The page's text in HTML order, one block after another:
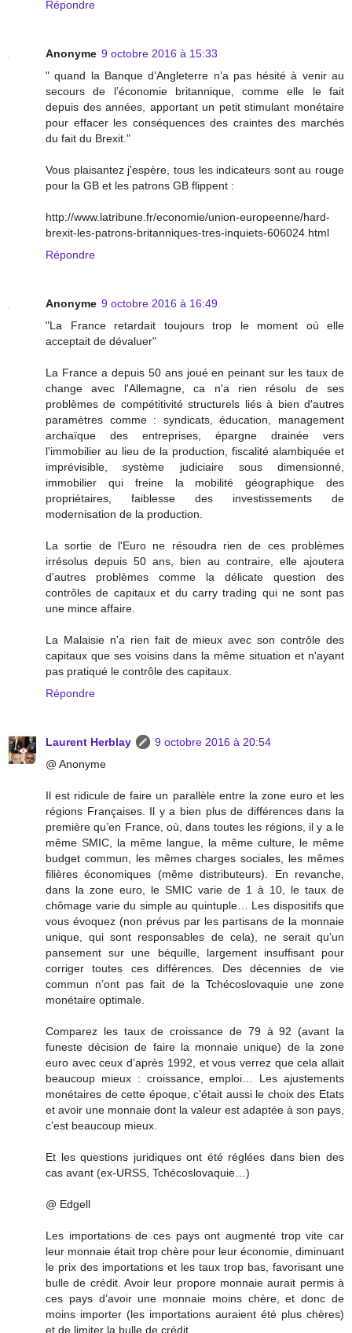
Répondre
Anonyme 9 octobre 2016 à 15:33
" quand la Banque d’Angleterre n’a pas hésité à venir au
secours de l’économie britannique, comme elle le fait
depuis des années, apportant un petit stimulant monétaire
pour effacer les conséquences des craintes des marchés
du fait du Brexit."
Vous plaisantez j'espère, tous les indicateurs sont au rouge
pour la GB et les patrons GB flippent :
http://www.latribune.fr/economie/union-europeenne/hard-
brexit-les-patrons-britanniques-tres-inquiets-606024.html
Répondre
Anonyme 9 octobre 2016 à 16:49
"La France retardait toujours trop le moment où elle
acceptait de dévaluer"
La France a depuis 50 ans joué en peinant sur les taux de
change avec l'Allemagne, ca n'a rien résolu de ses
problèmes de compétitivité structurels liés à bien d'autres
paramètres comme : syndicats, éducation, management
archaïque des entreprises, épargne drainée vers
l'immobilier au lieu de la production, fiscalité alambiquée et
imprévisible, système judiciaire sous dimensionné,
immobilier qui freine la mobilité géographique des
propriétaires, faiblesse des investissements de
modernisation de la production.
La sortie de l'Euro ne résoudra rien de ces problèmes
irrésolus depuis 50 ans, bien au contraire, elle ajoutera
d'autres problèmes comme la délicate question des
contrôles de capitaux et du carry trading qui ne sont pas
une mince affaire.
La Malaisie n'a rien fait de mieux avec son contrôle des
capitaux que ses voisins dans la même situation et n'ayant
pas pratiqué le contrôle des capitaux.
Répondre
Laurent Herblay
9 octobre 2016 à 20:54
@ Anonyme
Il est ridicule de faire un parallèle entre la zone euro et les
régions Françaises. Il y a bien plus de différences dans la
première qu’en France, où, dans toutes les régions, il y a le
même SMIC, la même langue, la même culture, le même
budget commun, les mêmes charges sociales, les mêmes
filières économiques (même distributeurs). En revanche,
dans la zone euro, le SMIC varie de 1 à 10, le taux de
chômage varie du simple au quintuple… Les dispositifs que
vous évoquez (non prévus par les partisans de la monnaie
unique, qui sont responsables de cela), ne serait qu’un
pansement sur une béquille, largement insuffisant pour
corriger toutes ces différences. Des décennies de vie
commun n’ont pas fait de la Tchécoslovaquie une zone
monétaire optimale.
Comparez les taux de croissance de 79 à 92 (avant la
funeste décision de faire la monnaie unique) de la zone
euro avec ceux d’après 1992, et vous verrez que cela allait
beaucoup mieux : croissance, emploi… Les ajustements
monétaires de cette époque, c’était aussi le choix des Etats
et avoir une monnaie dont la valeur est adaptée à son pays,
c’est beaucoup mieux.
Et les questions juridiques ont été réglées dans bien des
cas avant (ex-URSS, Tchécoslovaquie…)
@ Edgell
Les importations de ces pays ont augmenté trop vite car
leur monnaie était trop chère pour leur économie, diminuant
le prix des importations et les taux trop bas, favorisant une
bulle de crédit. Avoir leur propore monnaie aurait permis à
ces pays d’avoir une monnaie moins chère, et donc de
moins importer (les importations auraient été plus chères)
et de limiter la bulle de crédit.